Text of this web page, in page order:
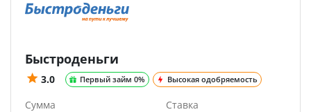
Быстроденьги
3.0 Первый займ 0% Высокая одобряемость
Сумма Ставка